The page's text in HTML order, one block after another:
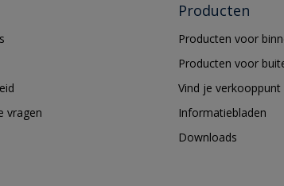
vragen
Producten
Producten voor
Producten voor
Vind je verkooppunt
Informatiebladen
Downloads